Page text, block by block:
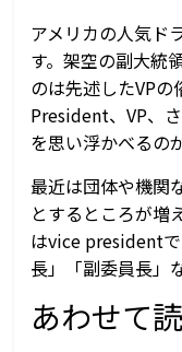
アメリカの人気ド
す。架空の副大統
のは先述したVP
President、VP、
を思い浮かべるの
最近は団体や機関
とするところが増
はvice president
長」「副委員長」
あわせて